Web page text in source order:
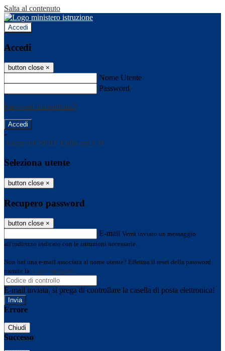
Salta al contenuto
Accedi
Accedi
button close ×
Nome Utente
Password
Password dimenticata?
-
Entra con SPID Entra con CIE
Seleziona utente
button close ×
Recupero password
button close ×
E-mail Verrà inviato un messaggio
all'indirizzo indicato con le istruzioni necessarie.
Non hai una e-mail associata al nome utente? Effettua il reset della password
tramite la Login Spaggiari
E-mail inviata, si prega di controllare la casella di posta elettronica!
Errore
Chiudi
Successo